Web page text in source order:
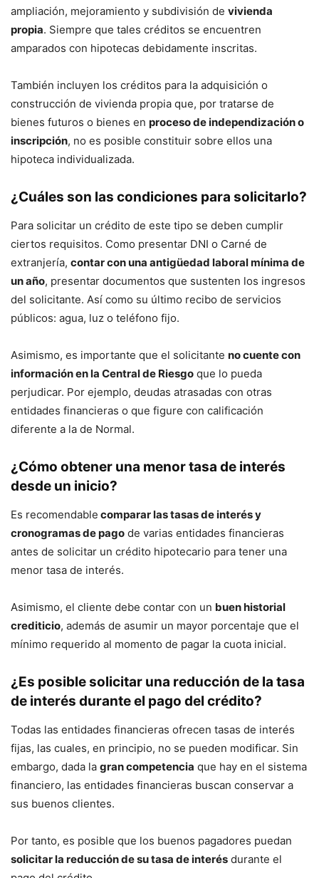
ampliación, mejoramiento y subdivisión de vivienda
propia. Siempre que tales créditos se encuentren
amparados con hipotecas debidamente inscritas.
También incluyen los créditos para la adquisición o
construcción de vivienda propia que, por tratarse de
bienes futuros o bienes en proceso de independización o
inscripción, no es posible constituir sobre ellos una
hipoteca individualizada.
¿Cuáles son las condiciones para solicitarlo?
Para solicitar un crédito de este tipo se deben cumplir
ciertos requisitos. Como presentar DNI o Carné de
extranjería, contar con una antigüedad laboral mínima de
un año, presentar documentos que sustenten los ingresos
del solicitante. Así como su último recibo de servicios
públicos: agua, luz o teléfono fijo.
Asimismo, es importante que el solicitante no cuente con
información en la Central de Riesgo que lo pueda
perjudicar. Por ejemplo, deudas atrasadas con otras
entidades financieras o que figure con calificación
diferente a la de Normal.
¿Cómo obtener una menor tasa de interés
desde un inicio?
Es recomendable comparar las tasas de interés y
cronogramas de pago de varias entidades financieras
antes de solicitar un crédito hipotecario para tener una
menor tasa de interés.
Asimismo, el cliente debe contar con un buen historial
crediticio, además de asumir un mayor porcentaje que el
mínimo requerido al momento de pagar la cuota inicial.
¿Es posible solicitar una reducción de la tasa
de interés durante el pago del crédito?
Todas las entidades financieras ofrecen tasas de interés
fijas, las cuales, en principio, no se pueden modificar. Sin
embargo, dada la gran competencia que hay en el sistema
financiero, las entidades financieras buscan conservar a
sus buenos clientes.
Por tanto, es posible que los buenos pagadores puedan
solicitar la reducción de su tasa de interés durante el